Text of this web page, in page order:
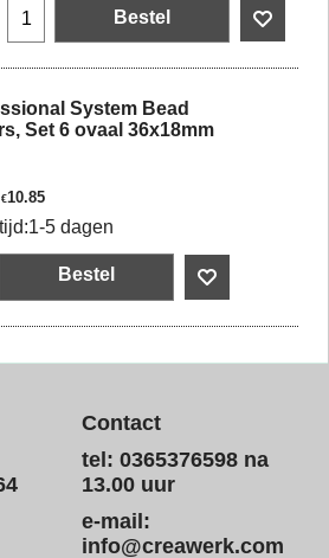
Bestel
System Bead
Set 6 ovaal 36x18mm
€10.85
1-5 dagen
Bestel
Contact
tel: 0365376598 na
13.00 uur
e-mail:
info@creawerk.com